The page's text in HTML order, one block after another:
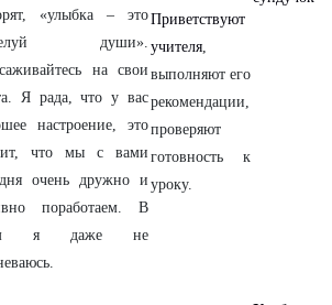
«улыбка – это
души».
на свои
Я рада, что у вас
настроение, это
что мы с вами
очень дружно и
поработаем. В
я даже не
Приветствуют
учителя,
выполняют его
рекомендации,
проверяют
готовность к
уроку.